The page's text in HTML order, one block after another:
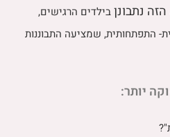
נתבונןבילדים הרגישים,
התפתחותית, שמציעה התבוננות
יותר: